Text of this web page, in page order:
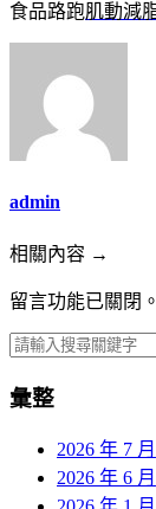
食品路跑肌動減
admin
相關內容 →
留言功能已關閉。
彙整
2026 年 7 月
2026 年 6 月